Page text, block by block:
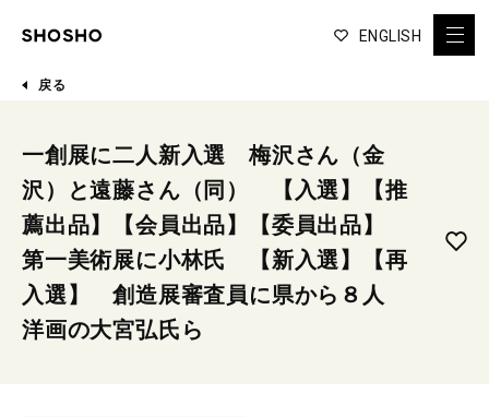
ENGLISH
戻る
一創展に二人新入選 梅沢さん（金
沢）と遠藤さん（同） 【入選】【推
薦出品】【会員出品】【委員出品】
第一美術展に小林氏 【新入選】【再
入選】 創造展審査員に県から８人
洋画の大宮弘氏ら